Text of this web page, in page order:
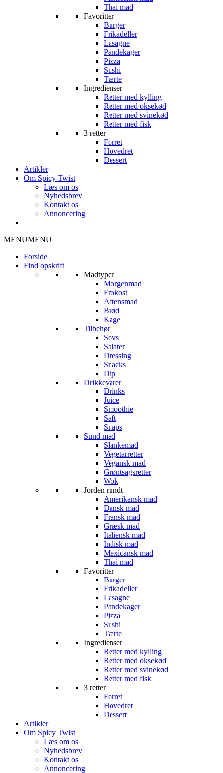
Thai mad
Favoritter
Burger
Frikadeller
Lasagne
Pandekager
Pizza
Sushi
Tærte
Ingredienser
Retter med kylling
Retter med oksekød
Retter med svinekød
Retter med fisk
3 retter
Forret
Hovedret
Dessert
Artikler
Om Spicy Twist
Læs om os
Nyhedsbrev
Kontakt os
Annoncering
MENUMENU
Forside
Find opskrift
Madtyper
Morgenmad
Frokost
Aftensmad
Brød
Kage
Tilbehør
Sovs
Salater
Dressing
Snacks
Dip
Drikkevarer
Drinks
Juice
Smoothie
Saft
Snaps
Sund mad
Slankemad
Vegetarretter
Vegansk mad
Grøntsagsretter
Wok
Jorden rundt
Amerikansk mad
Dansk mad
Fransk mad
Græsk mad
Italiensk mad
Indisk mad
Mexicansk mad
Thai mad
Favoritter
Burger
Frikadeller
Lasagne
Pandekager
Pizza
Sushi
Tærte
Ingredienser
Retter med kylling
Retter med oksekød
Retter med svinekød
Retter med fisk
3 retter
Forret
Hovedret
Dessert
Artikler
Om Spicy Twist
Læs om os
Nyhedsbrev
Kontakt os
Annoncering